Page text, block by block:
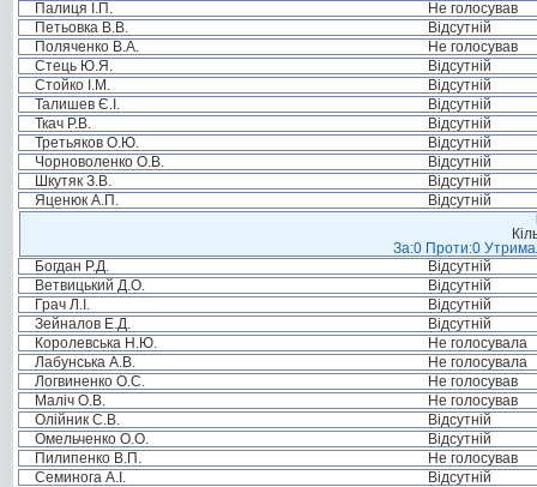
Палиця І.П.
Не голосував
Петьовка В.В.
Відсутній
Поляченко В.А.
Не голосував
Стець Ю.Я.
Відсутній
Стойко І.М.
Відсутній
Талишев Є.І.
Відсутній
Ткач Р.В.
Відсутній
Третьяков О.Ю.
Відсутній
Чорноволенко О.В.
Відсутній
Шкутяк З.В.
Відсутній
Яценюк А.П.
Відсутній
За:0 Проти:0
Богдан Р.Д.
Відсутній
Ветвицький Д.О.
Відсутній
Грач Л.І.
Відсутній
Зейналов Е.Д.
Відсутній
Королевська Н.Ю.
Не голосувала
Лабунська А.В.
Не голосувала
Логвиненко О.С.
Не голосував
Маліч О.В.
Не голосував
Олійник С.В.
Відсутній
Омельченко О.О.
Відсутній
Пилипенко В.П.
Не голосував
Семинога А.І.
Відсутній